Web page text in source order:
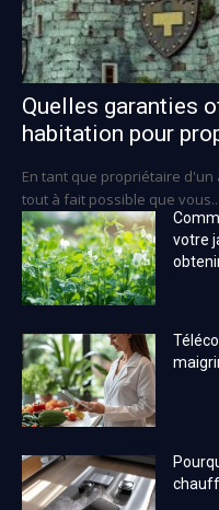
Quelles garanties
habitation pour
En tant que propriétaire
tout à fait possible que vous...
votre